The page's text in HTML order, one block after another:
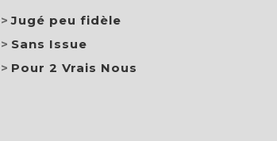
Jugé peu fidèle
Sans Issue
Pour 2 Vrais Nous